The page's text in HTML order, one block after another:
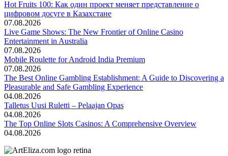
Hot Fruits 100: Как один проект меняет представление о
цифровом досуге в Казахстане
07.08.2026
Live Game Shows: The New Frontier of Online Casino
Entertainment in Australia
07.08.2026
Mobile Roulette for Android India Premium
07.08.2026
The Best Online Gambling Establishment: A Guide to Discovering a
Pleasurable and Safe Gambling Experience
04.08.2026
Talletus Uusi Ruletti – Pelaajan Opas
04.08.2026
The Top Online Slots Casinos: A Comprehensive Overview
04.08.2026